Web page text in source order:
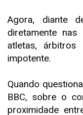
Agora, diante
diretamente
atletas,
impotente.
Quando
BBC, sobre o
proximidade